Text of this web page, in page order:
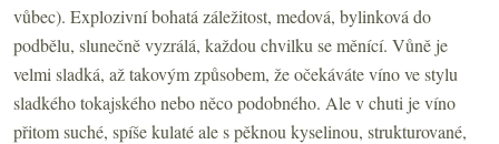
vůbec). Explozivní bohatá záležitost, medová, bylinková do
podbělu, slunečně vyzrálá, každou chvilku se měnící. Vůně je
velmi sladká, až takovým způsobem, že očekáváte víno ve stylu
sladkého tokajského nebo něco podobného. Ale v chuti je víno
přitom suché, spíše kulaté ale s pěknou kyselinou, strukturované,